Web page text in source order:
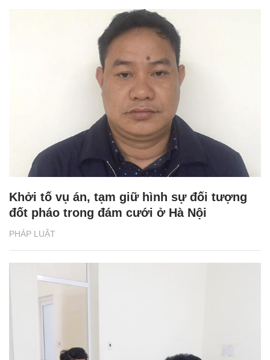
PHÁP LUẬT
Khởi tố vụ án, tạm giữ hình sự đối tượng
đốt pháo trong đám cưới ở Hà Nội